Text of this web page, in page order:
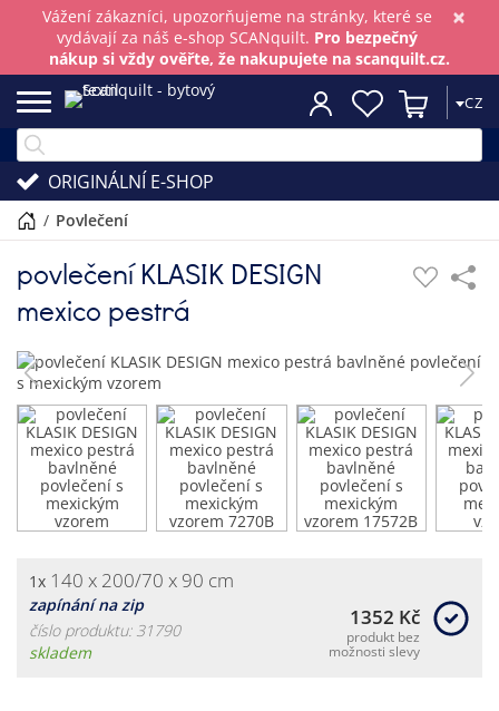
×
Vážení zákazníci, upozorňujeme na stránky, které se
vydávají za náš e-shop SCANquilt. Pro bezpečný
nákup si vždy ověřte, že nakupujete na scanquilt.cz.
CZ
ORIGINÁLNÍ E-SHOP
/ povlečení
povlečení KLASIK DESIGN
mexico pestrá
1x 140 x 200/70 x 90 cm
zapínání na zip
číslo produktu: 31790
skladem
1352 Kč
produkt bez
možnosti slevy